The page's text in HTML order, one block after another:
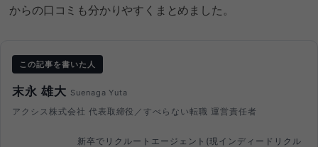
からの口コミも分かりやすくまとめました。
この記事を書いた人
末永 雄大 Suenaga Yuta
アクシス株式会社 代表取締役／すべらない転職 運営責任者
新卒でリクルートエージェント(現インディードリクル